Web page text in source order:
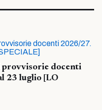
provvisorie docenti
23 luglio [LO